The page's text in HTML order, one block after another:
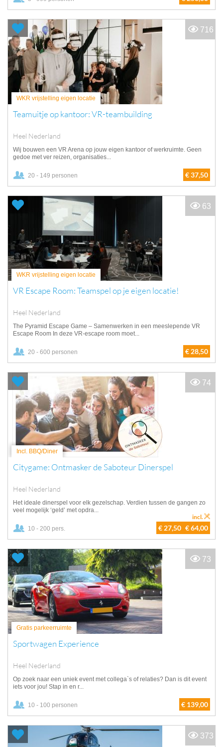
WKR vrijstelling eigen locatie
Teamuitje op kantoor: VR-teambuilding
Heel Nederland
Wij bouwen een VR Arena op jouw eigen kantoor of werkruimte. Geen
gedoe met ver reizen, organisaties...
20 - 149 personen € 37,50
716
WKR vrijstelling eigen locatie
VR Escape Room: Teamspel op je eigen locatie!
Heel Nederland
The Pyramid Escape Game – Samenwerken in een meeslepende VR
Escape Room In deze VR-escape room moet...
20 - 600 personen € 28,50
63
Incl. BBQ/Diner
Citygame: Ontmasker de Saboteur Dinerspel
Heel Nederland
Het ideale dinerspel voor elk gezelschap. Verdien tussen de gangen zo
veel mogelijk ‘geld’ met opdra...
10 - 200 pers. € 27,50 € 64,00
incl.
74
Gratis parkeerruimte
Sportwagen Experience
Heel Nederland
Op zoek naar een uniek event met collega`s of relaties? Dan is dit event
iets voor jou! Stap in en r...
10 - 100 personen € 139,00
73
373